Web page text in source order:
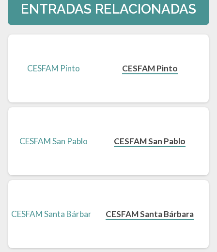
ENTRADAS RELACIONADAS
CESFAM Pinto
CESFAM San Pablo
CESFAM Santa Bárbara